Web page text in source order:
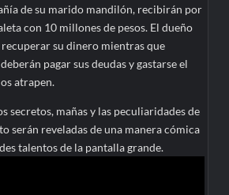
de su marido mandilón, recibirán por
con 10 millones de pesos. El dueño
su dinero mientras que
pagar sus deudas y gastarse el
atrapen.
secretos, mañas y las peculiaridades de
serán reveladas de una manera cómica
talentos de la pantalla grande.